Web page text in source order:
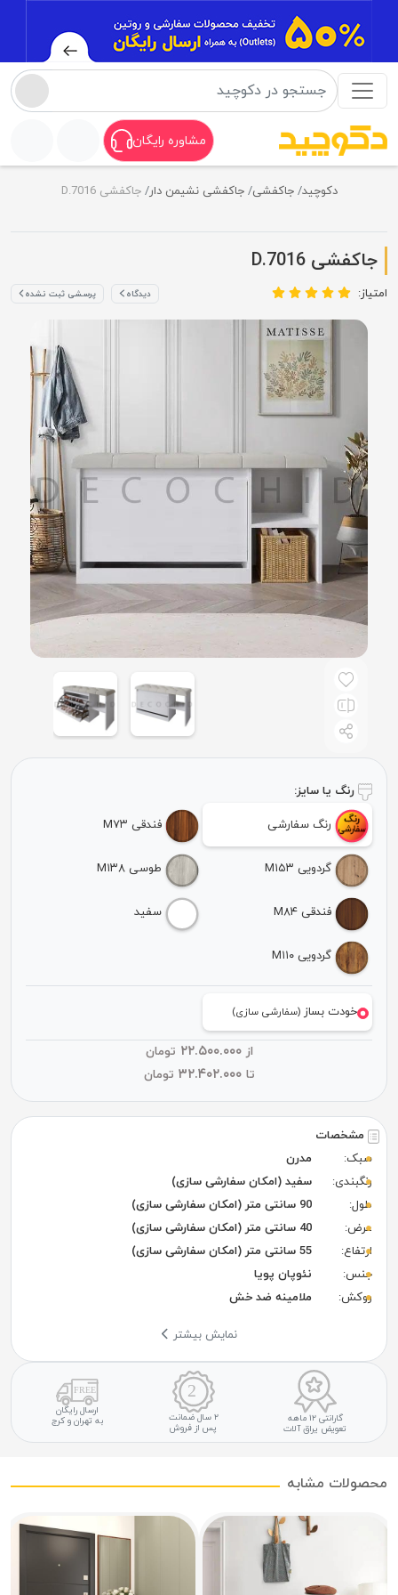
مشاوره رایگان
دکوچید جاکفشی جاکفشی نشیمن دار جاکفشی D.7016
جاکفشی D.7016
امتیاز: دیدگاه پرسشی ثبت نشده
مشخصات
سبک:
مدرن
رنگبندی:
سفید (امکان سفارشی سازی)
طول:
90 سانتی متر (امکان سفارشی سازی)
عرض:
40 سانتی متر (امکان سفارشی سازی)
ارتفاع:
55 سانتی متر (امکان سفارشی سازی)
جنس:
نئوپان پویا
روکش:
ملامینه ضد خش
نمایش بیشتر
گارانتی ۱۲ ماهه
تعویض یراق آلات
۲ سال ضمانت
پس از فروش
ارسال رایگان
به تهران و کرج
رنگ یا سایز:
رنگ سفارشی فندقی M۷۳
گردویی M۱۵۳ طوسی M۱۳۸
فندقی M۸۴ سفید
گردویی M۱۱۰
خودت بساز(سفارشی سازی)
از ۲۲.۵۰۰.۰۰۰
تومان
تا ۳۲.۴۰۲.۰۰۰ تومان
محصولات مشابه